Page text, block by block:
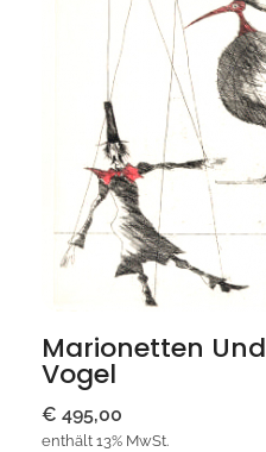
Marionetten Und
Vogel
€ 495,00
enthält 13% MwSt.